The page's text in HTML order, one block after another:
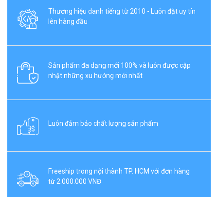
Thương hiệu danh tiếng từ 2010 - Luôn đặt uy tín
lên hàng đầu
Sản phẩm đa dạng mới 100% và luôn được cập
nhật những xu hướng mới nhất
Luôn đảm bảo chất lượng sản phẩm
Freeship trong nội thành TP. HCM với đơn hàng
từ 2.000.000 VNĐ